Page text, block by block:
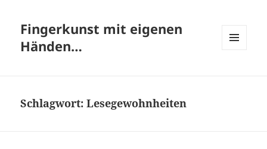
Fingerkunst mit eigenen
Händen…
Schlagwort:Lesegewohnheiten